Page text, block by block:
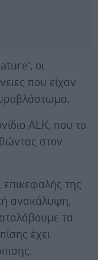
οι
που είχαν
ALK, που το
στον
της
ανακάλυψη,
τα
έχει